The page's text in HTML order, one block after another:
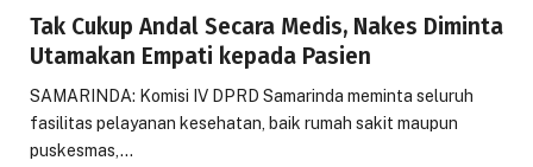
Tak Cukup Andal Secara Medis, Nakes Diminta
Utamakan Empati kepada Pasien
SAMARINDA: Komisi IV DPRD Samarinda meminta seluruh
fasilitas pelayanan kesehatan, baik rumah sakit maupun
puskesmas,…